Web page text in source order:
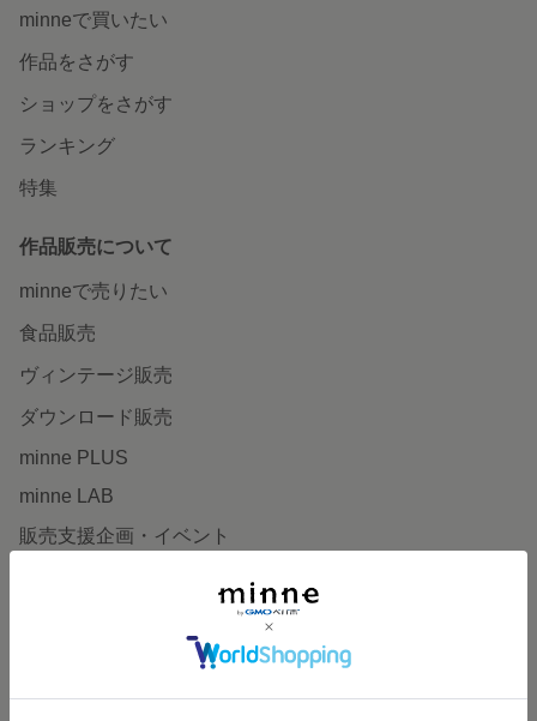
minneで買いたい
作品をさがす
ショップをさがす
ランキング
特集
作品販売について
minneで売りたい
食品販売
ヴィンテージ販売
ダウンロード販売
minne PLUS
minne LAB
販売支援企画・イベント
minneとものづくりと